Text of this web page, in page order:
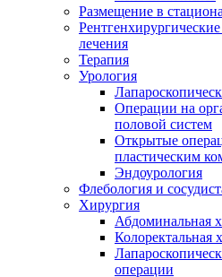
Размещение в
лечения
Терапия
Урология
Операции на
половой систем
Открытые
пластическим
Эндоурология
Флебология и
Хирургия
Абдоминальная
Колоректальная
операции